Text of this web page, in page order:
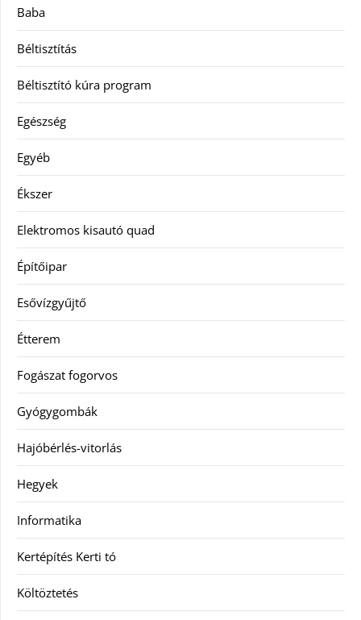
Baba
Béltisztítás
Béltisztító kúra program
Egészség
Egyéb
Ékszer
Elektromos kisautó quad
Építőipar
Esővízgyűjtő
Étterem
Fogászat fogorvos
Gyógygombák
Hajóbérlés-vitorlás
Hegyek
Informatika
Kertépítés Kerti tó
Költöztetés